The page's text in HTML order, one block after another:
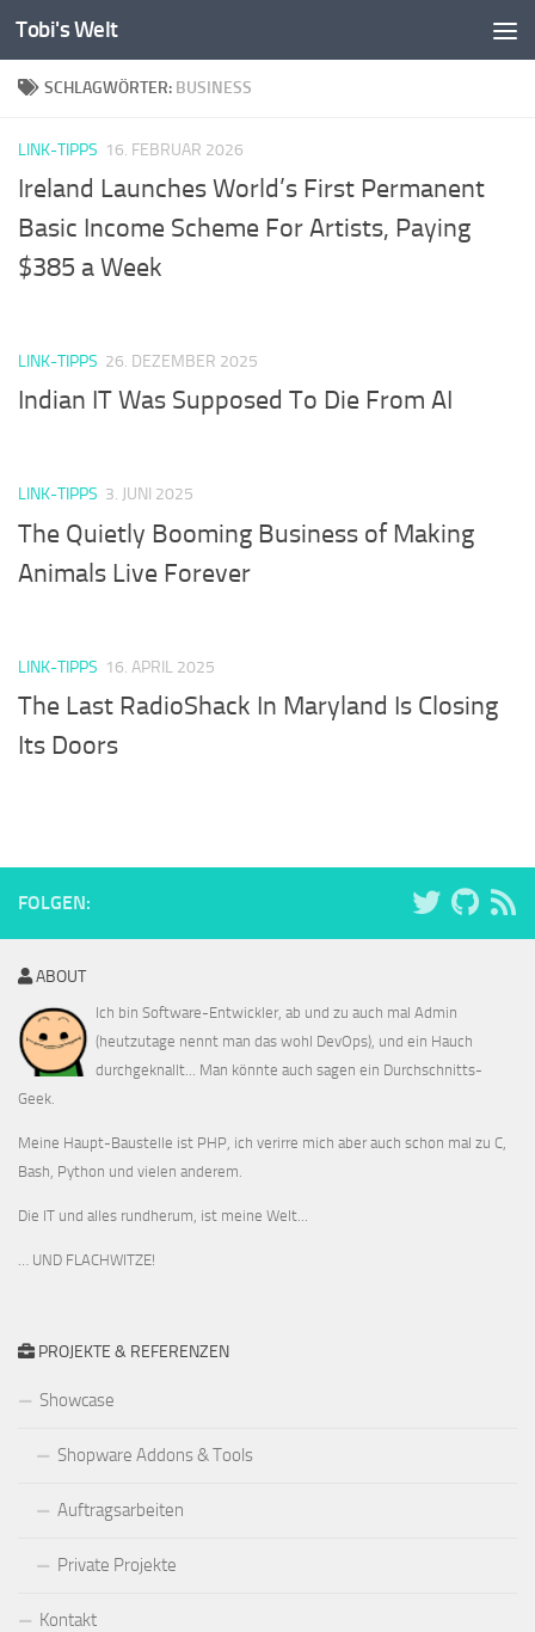
Zum Inhalt springen
Tobi's Welt
SCHLAGWÖRTER: BUSINESS
LINK-TIPPS 16. FEBRUAR 2026
Ireland Launches World’s First Permanent
Basic Income Scheme For Artists, Paying
$385 a Week
LINK-TIPPS 26. DEZEMBER 2025
Indian IT Was Supposed To Die From AI
LINK-TIPPS 3. JUNI 2025
The Quietly Booming Business of Making
Animals Live Forever
LINK-TIPPS 16. APRIL 2025
The Last RadioShack In Maryland Is Closing
Its Doors
FOLGEN:
ABOUT
Ich bin Software-Entwickler, ab und zu auch mal Admin
(heutzutage nennt man das wohl DevOps), und ein Hauch
durchgeknallt... Man könnte auch sagen ein Durchschnitts-
Geek.
Meine Haupt-Baustelle ist PHP, ich verirre mich aber auch schon mal zu C,
Bash, Python und vielen anderem.
Die IT und alles rundherum, ist meine Welt...
… UND FLACHWITZE!
PROJEKTE & REFERENZEN
Showcase
Shopware Addons & Tools
Auftragsarbeiten
Private Projekte
Kontakt